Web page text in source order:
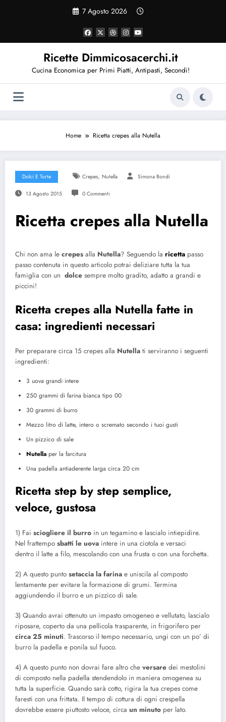
7 Agosto 2026
Ricette Dimmicosacerchi.it
Cucina Economica per Primi Piatti, Antipasti, Secondi!
Home Ricetta crepes alla Nutella
Dolci E Torte Crepes, Nutella Simona Bondi
13 Agosto 2015 0 Commenti
Ricetta crepes alla Nutella
Chi non ama le crepes alla Nutella? Seguendo la ricetta passo
passo contenuta in questo articolo potrai deliziare tutta la tua
famiglia con un dolce sempre molto gradito, adatto a grandi e
piccini!
Ricetta crepes alla Nutella fatte in
casa: ingredienti necessari
Per preparare circa 15 crepes alla Nutella ti serviranno i seguenti
ingredienti:
3 uova grandi intere
250 grammi di farina bianca tipo 00
30 grammi di burro
Mezzo litro di latte, intero o scremato secondo i tuoi gusti
Un pizzico di sale
Nutella per la farcitura
Una padella antiaderente larga circa 20 cm
Ricetta step by step semplice,
veloce, gustosa
1) Fai sciogliere il burro in un tegamino e lascialo intiepidire.
Nel frattempo sbatti le uova intere in una ciotola e versaci
dentro il latte a filo, mescolando con una frusta o con una forchetta.
2) A questo punto setaccia la farina e uniscila al composto
lentamente per evitare la formazione di grumi. Termina
aggiundendo il burro e un pizzico di sale.
3) Quando avrai ottenuto un impasto omogeneo e vellutato, lascialo
riposare, coperto da una pellicola trasparente, in frigorifero per
circa 25 minuti. Trascorso il tempo necessario, ungi con un po’ di
burro la padella e ponila sul fuoco.
4) A questo punto non dovrai fare altro che versare dei mestolini
di composto nella padella stendendolo in maniera omogenea su
tutta la superficie. Quando sarà cotto, rigira la tua crepes come
faresti con una frittata. Il tempo di cottura di ogni crespella
dovrebbe essere piuttosto veloce, circa un minuto per lato.